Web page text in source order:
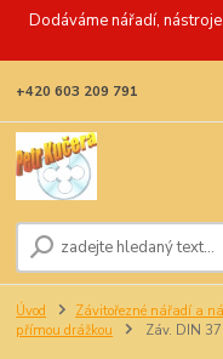
Dodáváme nářadí,
+420 603 209 791
Úvod Závitořezné nářadí a
přímou drážkou
Záv. DIN